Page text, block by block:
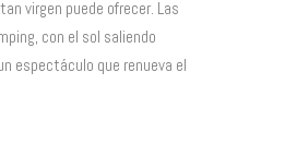
virgen puede ofrecer. Las
con el sol saliendo
espectáculo que renueva el